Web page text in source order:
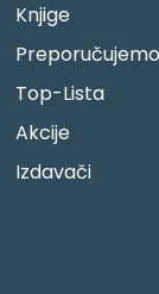
Knjige
Preporučujemo
Top-Lista
Akcije
Izdavači